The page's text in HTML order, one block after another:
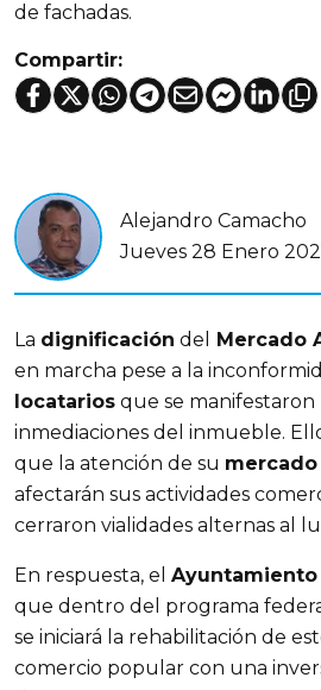
de fachadas.
Compartir:
Alejandro Camacho
Jueves 28 Enero
La dignificación del Mercado
en marcha pese a la
locatarios que se manifestaron
inmediaciones del inmueble.
que la atención de su mercado
afectarán sus actividades
cerraron vialidades alternas al
En respuesta, el Ayuntamiento
que dentro del programa
se iniciará la rehabilitación de
comercio popular con una